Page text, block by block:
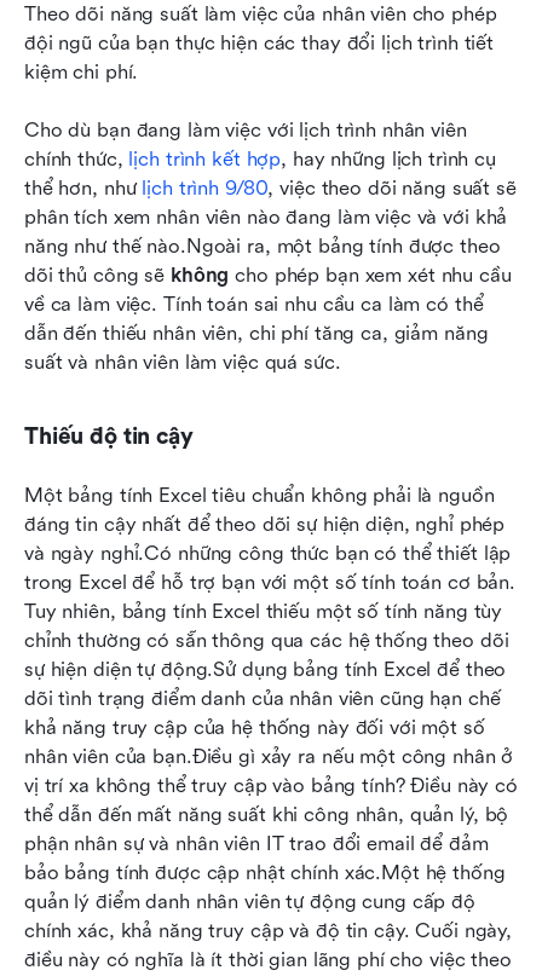
Theo dõi năng suất làm việc của nhân viên cho phép
đội ngũ của bạn thực hiện các thay đổi lịch trình tiết
kiệm chi phí.
Cho dù bạn đang làm việc với lịch trình nhân viên
chính thức, lịch trình kết hợp, hay những lịch trình cụ
thể hơn, như lịch trình 9/80, việc theo dõi năng suất sẽ
phân tích xem nhân viên nào đang làm việc và với khả
năng như thế nào.Ngoài ra, một bảng tính được theo
dõi thủ công sẽ không cho phép bạn xem xét nhu cầu
về ca làm việc. Tính toán sai nhu cầu ca làm có thể
dẫn đến thiếu nhân viên, chi phí tăng ca, giảm năng
suất và nhân viên làm việc quá sức.
Thiếu độ tin cậy
Một bảng tính Excel tiêu chuẩn không phải là nguồn
đáng tin cậy nhất để theo dõi sự hiện diện, nghỉ phép
và ngày nghỉ.Có những công thức bạn có thể thiết lập
trong Excel để hỗ trợ bạn với một số tính toán cơ bản.
Tuy nhiên, bảng tính Excel thiếu một số tính năng tùy
chỉnh thường có sẵn thông qua các hệ thống theo dõi
sự hiện diện tự động.Sử dụng bảng tính Excel để theo
dõi tình trạng điểm danh của nhân viên cũng hạn chế
khả năng truy cập của hệ thống này đối với một số
nhân viên của bạn.Điều gì xảy ra nếu một công nhân ở
vị trí xa không thể truy cập vào bảng tính? Điều này có
thể dẫn đến mất năng suất khi công nhân, quản lý, bộ
phận nhân sự và nhân viên IT trao đổi email để đảm
bảo bảng tính được cập nhật chính xác.Một hệ thống
quản lý điểm danh nhân viên tự động cung cấp độ
chính xác, khả năng truy cập và độ tin cậy. Cuối ngày,
điều này có nghĩa là ít thời gian lãng phí cho việc theo